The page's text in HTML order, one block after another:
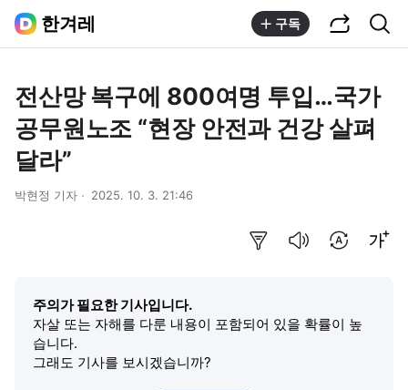
한겨레 구독
전산망 복구에 800여명 투입…국가
공무원노조 “현장 안전과 건강 살펴
달라”
박현정 기자 2025. 10. 3. 21:46
주의가 필요한 기사입니다.
자살 또는 자해를 다룬 내용이 포함되어 있을 확률이 높
습니다.
그래도 기사를 보시겠습니까?